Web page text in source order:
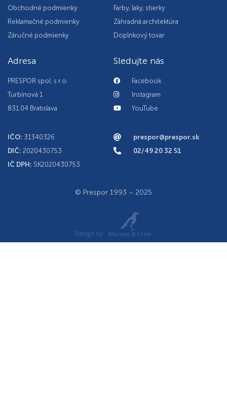
Obchodné podmienky
Reklamačné podmienky
Záručné podmienky
Farby, laky, stierky
Záhradná architektúra
Doplnkový tovar
Adresa
PRESPOR spol. s r.o.
Turbínová 1
831 04 Bratislava
IČO: 31340326
DIČ: 2020430753
IČ DPH: SK2020430753
Sledujte nás
Facebook
Instagram
YouTube
prespor@prespor.sk
02/49 20 32 51
© Prespor 1993 – 2025